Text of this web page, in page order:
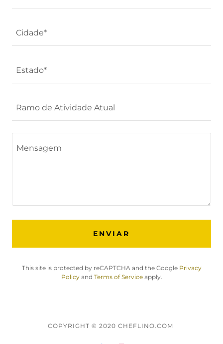
Cidade*
Estado*
Ramo de Atividade Atual
ENVIAR
This site is protected by reCAPTCHA and the Google Privacy
Policyand Terms of Serviceapply.
COPYRIGHT © 2020 CHEFLINO.COM